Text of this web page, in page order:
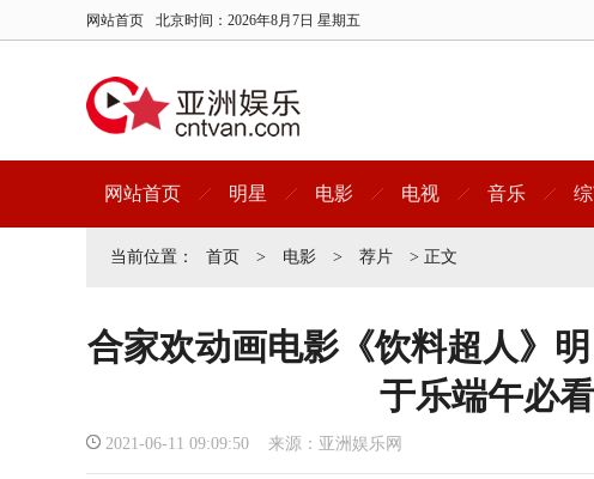
网站首页 北京时间： 2026年8月7日 星期五
网站首页 明星 电影 电视 音乐
当前位置： 首页 > 电影 > 荐片 > 正文
合家欢动画电影《饮料超人》
于乐端午必看
2021-06-11 09:09:50 来源：亚洲娱乐网